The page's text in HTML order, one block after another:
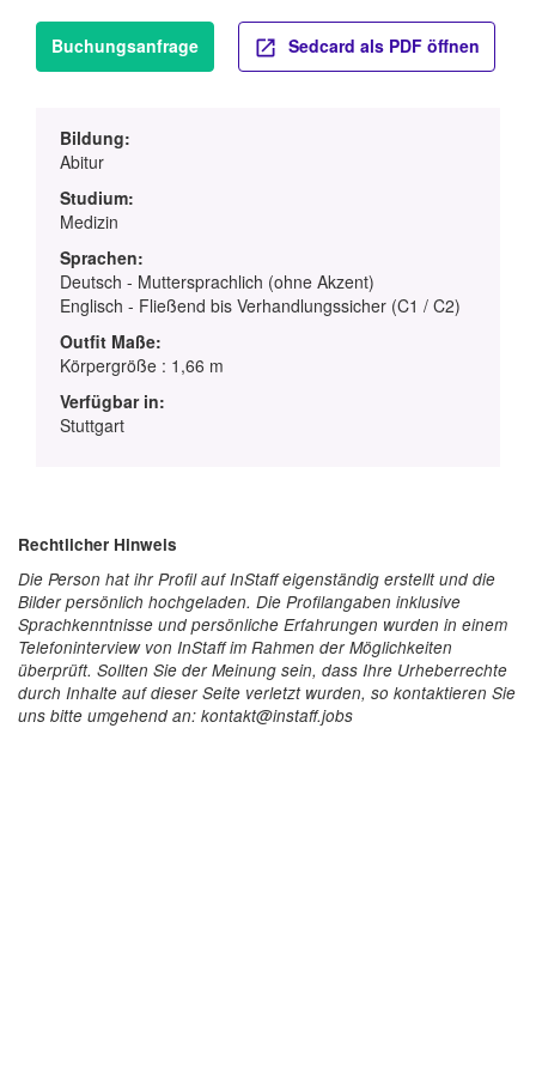
Buchungsanfrage Sedcard als PDF öffnen
Bildung:
Abitur
Studium:
Medizin
Sprachen:
Deutsch - Muttersprachlich (ohne Akzent)
Englisch - Fließend bis Verhandlungssicher (C1 / C2)
Outfit Maße:
Körpergröße : 1,66 m
Verfügbar in:
Stuttgart
Rechtlicher Hinweis
Die Person hat ihr Profil auf InStaff eigenständig erstellt und die
Bilder persönlich hochgeladen. Die Profilangaben inklusive
Sprachkenntnisse und persönliche Erfahrungen wurden in einem
Telefoninterview von InStaff im Rahmen der Möglichkeiten
überprüft. Sollten Sie der Meinung sein, dass Ihre Urheberrechte
durch Inhalte auf dieser Seite verletzt wurden, so kontaktieren Sie
uns bitte umgehend an: kontakt@instaff.jobs